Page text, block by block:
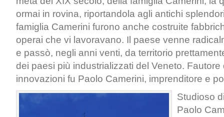
ormai in rovina, riportandola agli antichi
famiglia Camerini furono anche costruite
operai che vi lavoravano. Il paese venne
e passò, negli anni venti, da territorio
dei paesi più industrializzati del Veneto. Fautore
innovazioni fu Paolo Camerini, imprenditore e
Studioso
Paolo